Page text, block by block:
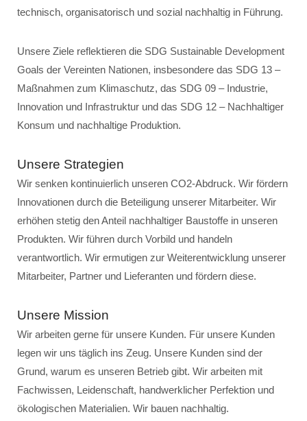
technisch, organisatorisch und sozial nachhaltig in Führung.
Unsere Ziele reflektieren die SDG Sustainable Development
Goals der Vereinten Nationen, insbesondere das SDG 13 –
Maßnahmen zum Klimaschutz, das SDG 09 – Industrie,
Innovation und Infrastruktur und das SDG 12 – Nachhaltiger
Konsum und nachhaltige Produktion.
Unsere Strategien
Wir senken kontinuierlich unseren CO2-Abdruck. Wir fördern
Innovationen durch die Beteiligung unserer Mitarbeiter. Wir
erhöhen stetig den Anteil nachhaltiger Baustoffe in unseren
Produkten. Wir führen durch Vorbild und handeln
verantwortlich. Wir ermutigen zur Weiterentwicklung unserer
Mitarbeiter, Partner und Lieferanten und fördern diese.
Unsere Mission
Wir arbeiten gerne für unsere Kunden. Für unsere Kunden
legen wir uns täglich ins Zeug. Unsere Kunden sind der
Grund, warum es unseren Betrieb gibt. Wir arbeiten mit
Fachwissen, Leidenschaft, handwerklicher Perfektion und
ökologischen Materialien. Wir bauen nachhaltig.